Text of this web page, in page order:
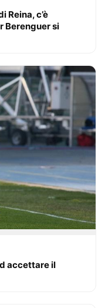
Reina, c’è
Berenguer si
accettare il